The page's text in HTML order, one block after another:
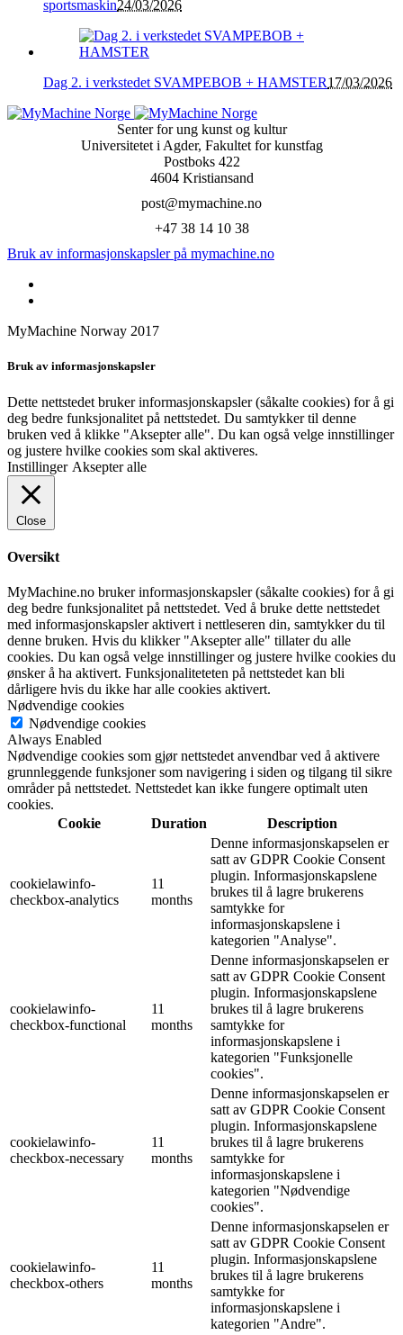
sportsmaskin24/03/2026
Dag 2. i verkstedet SVAMPEBOB + HAMSTER17/03/2026
Senter for ung kunst og kultur
Universitetet i Agder, Fakultet for kunstfag
Postboks 422
4604 Kristiansand
post@mymachine.no
+47 38 14 10 38
Bruk av informasjonskapsler på mymachine.no
MyMachine Norway 2017
Bruk av informasjonskapsler
Dette nettstedet bruker informasjonskapsler (såkalte cookies) for å gi
deg bedre funksjonalitet på nettstedet. Du samtykker til denne
bruken ved å klikke "Aksepter alle". Du kan også velge innstillinger
og justere hvilke cookies som skal aktiveres.
Instillinger Aksepter alle
Close
Oversikt
MyMachine.no bruker informasjonskapsler (såkalte cookies) for å gi
deg bedre funksjonalitet på nettstedet. Ved å bruke dette nettstedet
med informasjonskapsler aktivert i nettleseren din, samtykker du til
denne bruken. Hvis du klikker "Aksepter alle" tillater du alle
cookies. Du kan også velge innstillinger og justere hvilke cookies du
ønsker å ha aktivert. Funksjonaliteteten på nettstedet kan bli
dårligere hvis du ikke har alle cookies aktivert.
Nødvendige cookies
Nødvendige cookies
Always Enabled
Nødvendige cookies som gjør nettstedet anvendbar ved å aktivere
grunnleggende funksjoner som navigering i siden og tilgang til sikre
områder på nettstedet. Nettstedet kan ikke fungere optimalt uten
cookies.
Cookie
Duration Description
cookielawinfo-
checkbox-analytics
11
months
Denne informasjonskapselen er
satt av GDPR Cookie Consent
plugin. Informasjonskapslene
brukes til å lagre brukerens
samtykke for
informasjonskapslene i
kategorien "Analyse".
cookielawinfo-
checkbox-functional
11
months
Denne informasjonskapselen er
satt av GDPR Cookie Consent
plugin. Informasjonskapslene
brukes til å lagre brukerens
samtykke for
informasjonskapslene i
kategorien "Funksjonelle
cookies".
cookielawinfo-
checkbox-necessary
11
months
Denne informasjonskapselen er
satt av GDPR Cookie Consent
plugin. Informasjonskapslene
brukes til å lagre brukerens
samtykke for
informasjonskapslene i
kategorien "Nødvendige
cookies".
cookielawinfo-
checkbox-others
11
months
Denne informasjonskapselen er
satt av GDPR Cookie Consent
plugin. Informasjonskapslene
brukes til å lagre brukerens
samtykke for
informasjonskapslene i
kategorien "Andre".